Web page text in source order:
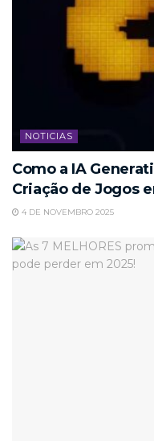
NOTICIAS
Como a IA
Criação de Jogos
4 DE NOVEMBRO 2025